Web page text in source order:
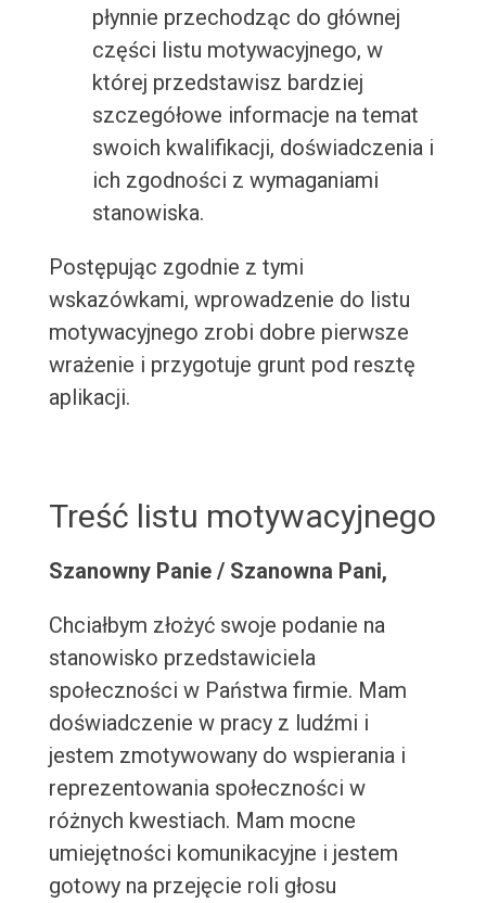
płynnie przechodząc do głównej
części listu motywacyjnego, w
której przedstawisz bardziej
szczegółowe informacje na temat
swoich kwalifikacji, doświadczenia i
ich zgodności z wymaganiami
stanowiska.
Postępując zgodnie z tymi
wskazówkami, wprowadzenie do listu
motywacyjnego zrobi dobre pierwsze
wrażenie i przygotuje grunt pod resztę
aplikacji.
Treść listu motywacyjnego
Szanowny Panie / Szanowna Pani,
Chciałbym złożyć swoje podanie na
stanowisko przedstawiciela
społeczności w Państwa firmie. Mam
doświadczenie w pracy z ludźmi i
jestem zmotywowany do wspierania i
reprezentowania społeczności w
różnych kwestiach. Mam mocne
umiejętności komunikacyjne i jestem
gotowy na przejęcie roli głosu